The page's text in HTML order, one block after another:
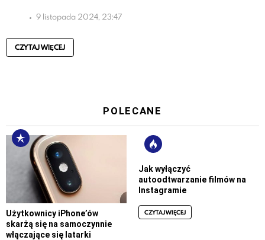
9 listopada 2024, 23:47
CZYTAJ WIĘCEJ
POLECANE
Użytkownicy iPhone’ów
skarżą się na samoczynnie
włączające się latarki
Jak wyłączyć
autoodtwarzanie filmów na
Instagramie
CZYTAJ WIĘCEJ